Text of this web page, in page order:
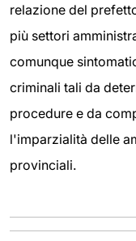
relazione del
più settori
comunque
criminali tali da
procedure e da
l'imparzialità delle
provinciali.